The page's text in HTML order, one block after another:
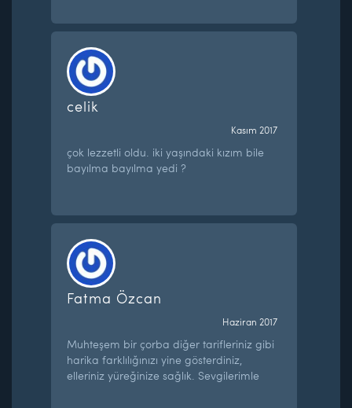
celik
Kasım 2017
çok lezzetli oldu. iki yaşındaki kızım bile
bayılma bayılma yedi ?
Fatma Özcan
Haziran 2017
Muhteşem bir çorba diğer tarifleriniz gibi
harika farklılığınızı yine gösterdiniz,
elleriniz yüreğinize sağlık. Sevgilerimle